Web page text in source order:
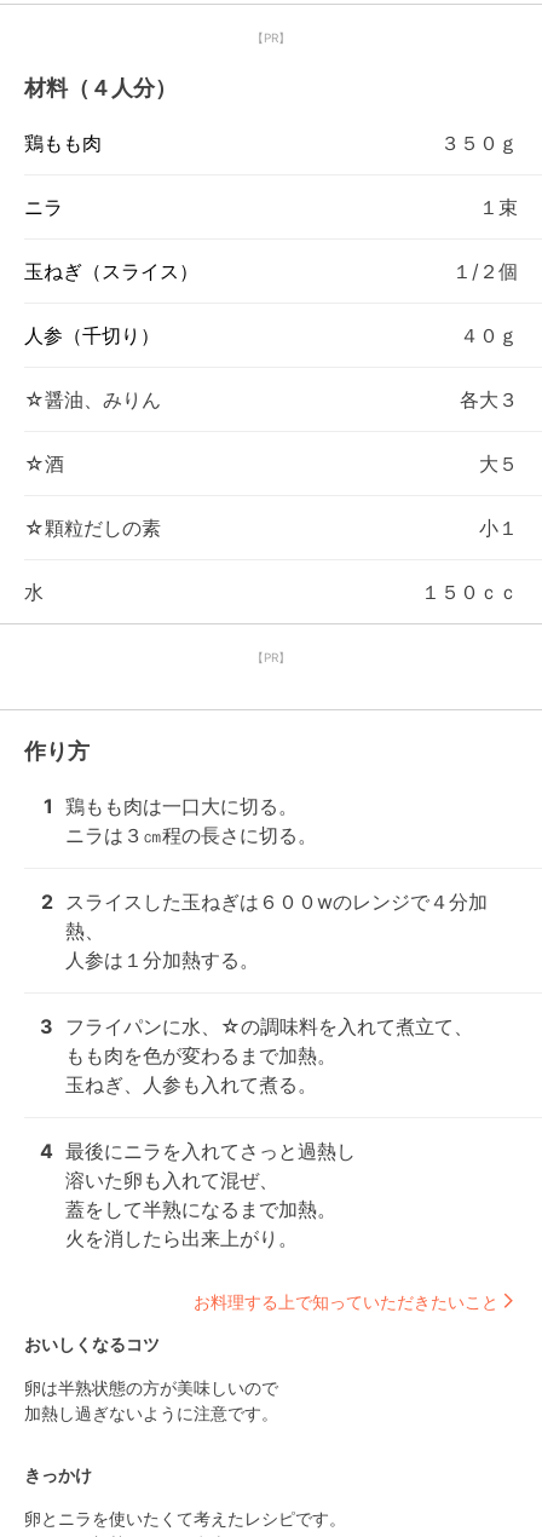
【PR】
材料（４人分）
鶏もも肉 ３５０ｇ
ニラ １束
玉ねぎ（スライス） １/２個
人参（千切り） ４０ｇ
☆醤油、みりん 各大３
☆酒 大５
☆顆粒だしの素 小１
水 １５０ｃｃ
【PR】
作り方
1 鶏もも肉は一口大に切る。
ニラは３㎝程の長さに切る。
2 スライスした玉ねぎは６００wのレンジで４分加
熱、
人参は１分加熱する。
3 フライパンに水、☆の調味料を入れて煮立て、
もも肉を色が変わるまで加熱。
玉ねぎ、人参も入れて煮る。
4 最後にニラを入れてさっと過熱し
溶いた卵も入れて混ぜ、
蓋をして半熟になるまで加熱。
火を消したら出来上がり。
お料理する上で知っていただきたいこと
おいしくなるコツ
卵は半熟状態の方が美味しいので
加熱し過ぎないように注意です。
きっかけ
卵とニラを使いたくて考えたレシピです。